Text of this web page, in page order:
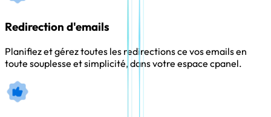
Redirection d'emails
Planifiez et gérez toutes les redirections ce vos emails en
toute souplesse et simplicité, dans votre espace cpanel.